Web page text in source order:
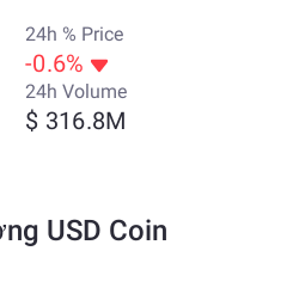
24h % Price
-0.6%
24h Volume
$ 316.8M
USD Coin